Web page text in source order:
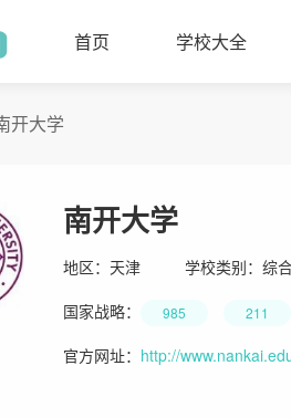
首页 学校大全
开大学
南开大学
地区： 天津 学校类别： 综
国家战略：
985 211
官方网址： http://